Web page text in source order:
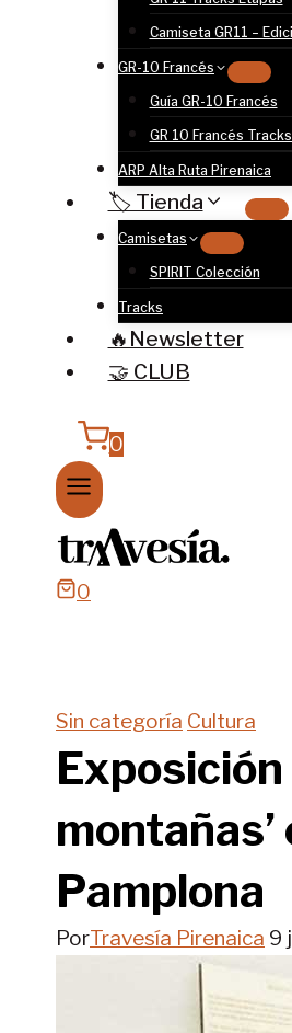
Camiseta GR11 –
GR-10 Francés
Guía GR-10 Francés
GR 10 Francés
ARP Alta Ruta Pirenaica
🏷️ Tienda
Camisetas
SPIRIT Colección
Tracks
🔥Newsletter
🤝 CLUB
0
0
Sin categoría Cultura
Exposición
Pamplona
PorTravesía Pirenaica 9